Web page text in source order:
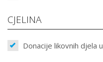
CJELINA
Donacije likovnih djela